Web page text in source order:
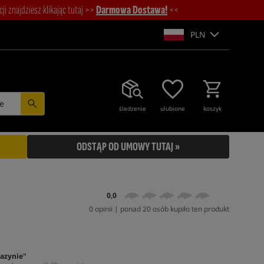
znajdziesz klikając tutaj >>Darmowa Dostawa! <<
PLN
śledzenie ulubione koszyk
ODSTĄP OD UMOWY TUTAJ »
0,0
0 opinii | ponad 20 osób kupiło ten produkt